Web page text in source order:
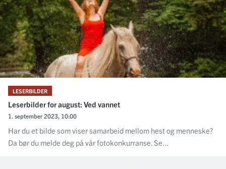
LESERBILDER
Leserbilder for august: Ved vannet
1. september 2023, 10:00
Har du et bilde som viser samarbeid mellom hest og menneske?
Da bør du melde deg på vår fotokonkurranse. Se...